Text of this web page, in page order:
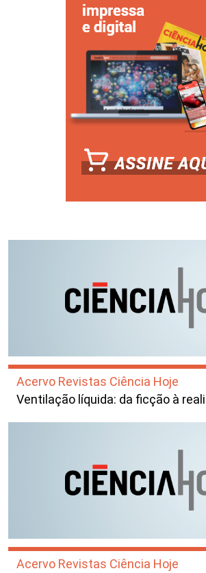
Acervo Revistas Ciência Hoje
Ventilação líquida: da ficção à
Acervo Revistas Ciência Hoje